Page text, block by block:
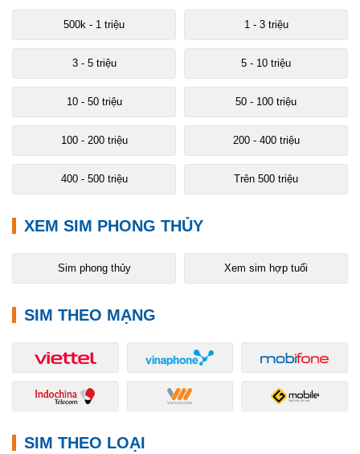
500k - 1 triệu 1 - 3 triệu
3 - 5 triệu 5 - 10 triệu
10 - 50 triệu 50 - 100 triệu
100 - 200 triệu 200 - 400 triệu
400 - 500 triệu Trên 500 triệu
XEM SIM PHONG THỦY
Sim phong thủy Xem sim hợp tuổi
SIM THEO MẠNG
SIM THEO LOẠI